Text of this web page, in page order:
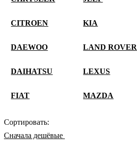
CITROEN KIA
DAEWOO LAND ROVER
DAIHATSU LEXUS
FIAT MAZDA
Сортировать:
Cначала дешёвые